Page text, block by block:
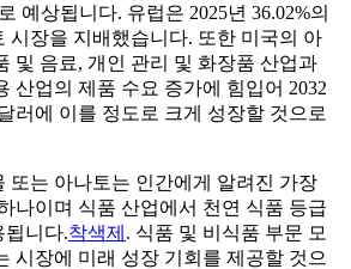
예상됩니다. 유럽은 2025년 36.02%의
시장을 지배했습니다. 또한 미국의 아
및 음료, 개인 관리 및 화장품 산업과
산업의 제품 수요 증가에 힘입어 2032
러에 이를 정도로 크게 성장할 것으로
또는 아나토는 인간에게 알려진 가장
나이며 식품 산업에서 천연 식품 등급
됩니다.착색제 . 식품 및 비식품 부문 모
시장에 미래 성장 기회를 제공할 것으